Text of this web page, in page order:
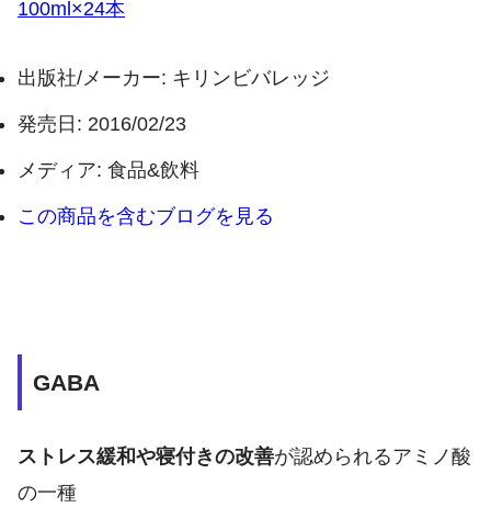
100ml×24本
出版社/メーカー: キリンビバレッジ
発売日: 2016/02/23
メディア: 食品&飲料
この商品を含むブログを見る
GABA
ストレス緩和や寝付きの改善が認められるアミノ酸
の一種